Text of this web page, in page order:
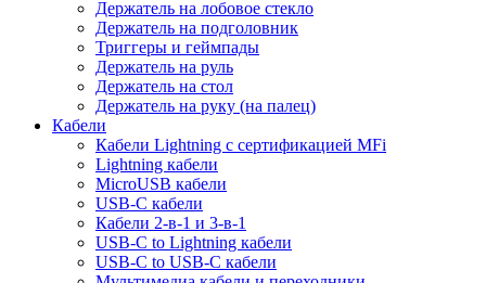
Держатель на лобовое стекло
Держатель на подголовник
Триггеры и геймпады
Держатель на руль
Держатель на стол
Держатель на руку (на палец)
Кабели
Кабели Lightning с сертификацией MFi
Lightning кабели
MicroUSB кабели
USB-C кабели
Кабели 2-в-1 и 3-в-1
USB-C to Lightning кабели
USB-C to USB-C кабели